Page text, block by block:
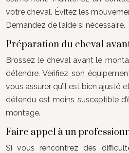
votre cheval. Évitez les
Demandez de l’aide si nécessaire.
Préparation du cheval
Brossez le cheval avant le
détendre. Vérifiez son
vous assurer qu’il est bien ajusté
détendu est moins susceptible
montage.
Faire appel à un
Si vous rencontrez des